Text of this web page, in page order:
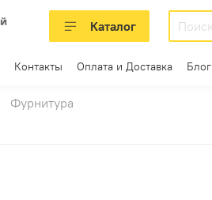
Каталог
Контакты Оплата и Доставка Блог
Фурнитура